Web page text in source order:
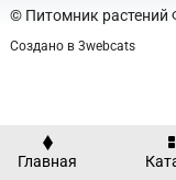
© Питомник
Создано в 3webcats
Главная